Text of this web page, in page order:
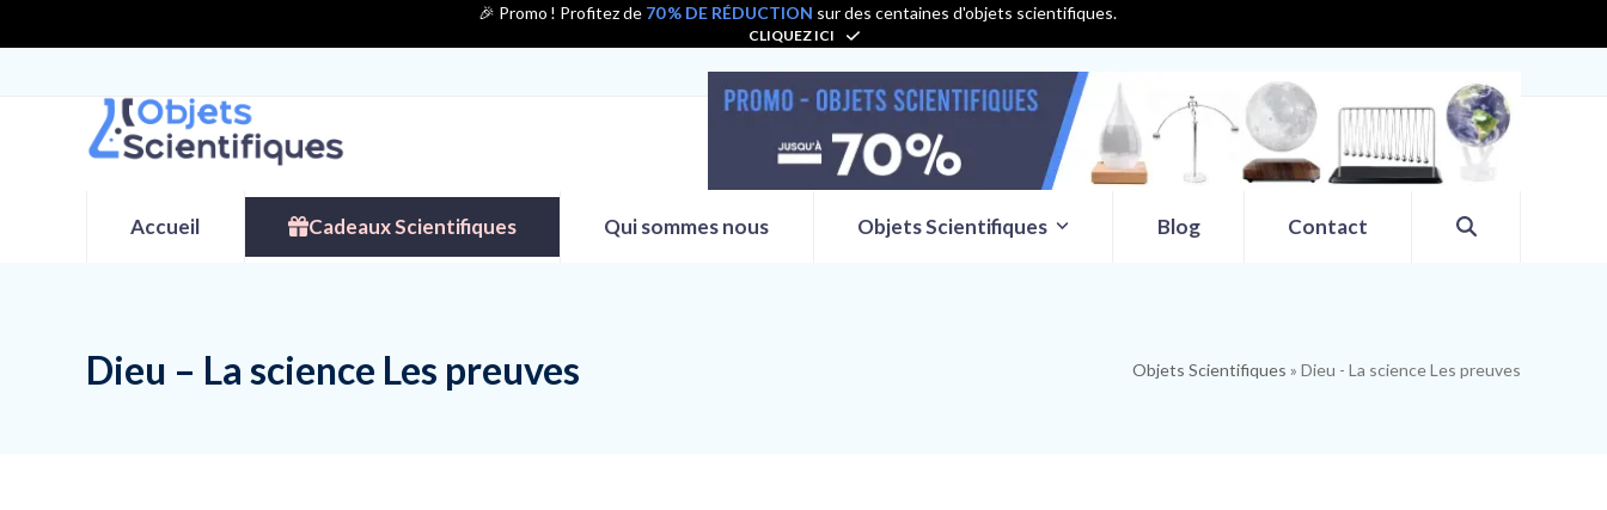
de
🎉 Promo ! Profitez de 70 % DE RÉDUCTION sur des centaines d'objets scientifiques.
CLIQUEZ ICI
Accueil Cadeaux Scientifiques Qui sommes nous Objets Scientifiques Blog Contact
Dieu – La science Les preuves Objets Scientifiques » Dieu - La science Les preuves